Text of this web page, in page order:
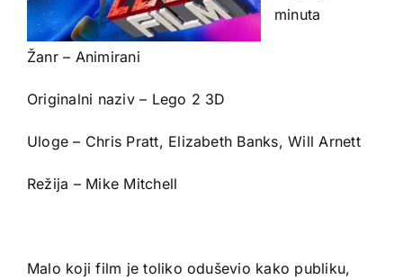
minuta
Žanr – Animirani
Originalni naziv – Lego 2 3D
Uloge – Chris Pratt, Elizabeth Banks, Will Arnett
Režija – Mike Mitchell
Malo koji film je toliko oduševio kako publiku,